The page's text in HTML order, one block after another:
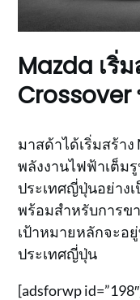
Mazda เริ่
Crossover
มาสด้าได้เริ่มสร้า
พลังงานไฟฟ้าเต็ม
ประเทศญี่ปุ่นอย่าง
พร้อมสำหรับการข
เป้าหมายหลักจะอ
ประเทศญี่ปุ่น
[adsforwp